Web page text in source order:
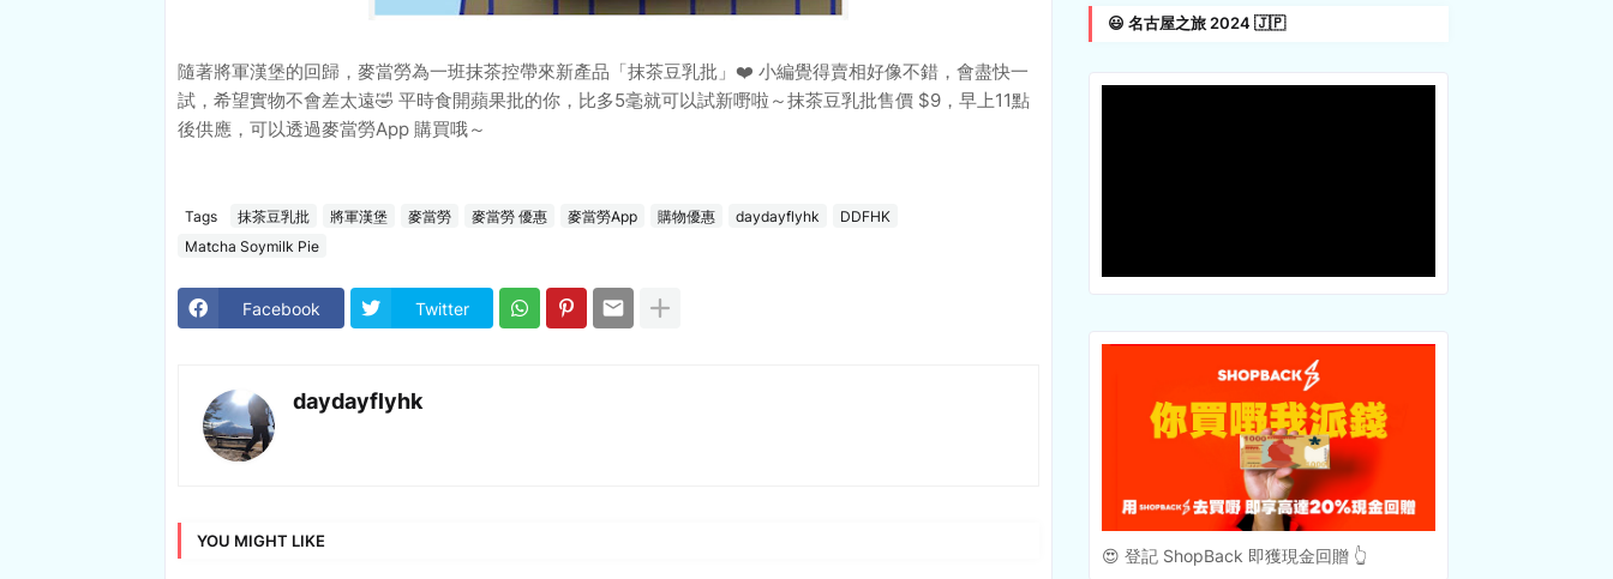
隨著將軍漢堡的回歸，麥當勞為一班抹茶控帶來新產品「抹茶豆乳批」❤️ 小編覺得賣相好像不錯，會盡快一
試，希望實物不會差太遠🤣 平時食開蘋果批的你，比多5毫就可以試新嘢啦～抹茶豆乳批售價 $9，早上11點
後供應，可以透過麥當勞App 購買哦～
Tags 抹茶豆乳批 將軍漢堡 麥當勞 麥當勞 優惠 麥當勞App 購物優惠 daydayflyhk
DDFHK
Matcha Soymilk Pie
Facebook Twitter
daydayflyhk
YOU MIGHT LIKE
😃 名古屋之旅 2024 🇯🇵
😍 登記 ShopBack 即獲現金回贈 👆